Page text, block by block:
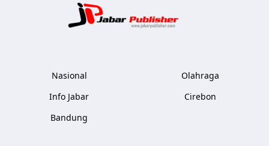
Nasional
Info Jabar
Bandung
Olahraga
Cirebon